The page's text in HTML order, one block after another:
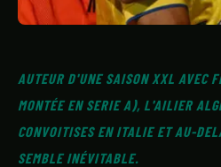
AUTEUR D'UNE SAISON XXL AVEC
MONTÉE EN SERIE A), L'AILIER
CONVOITISES EN ITALIE ET AU-
SEMBLE INÉVITABLE.